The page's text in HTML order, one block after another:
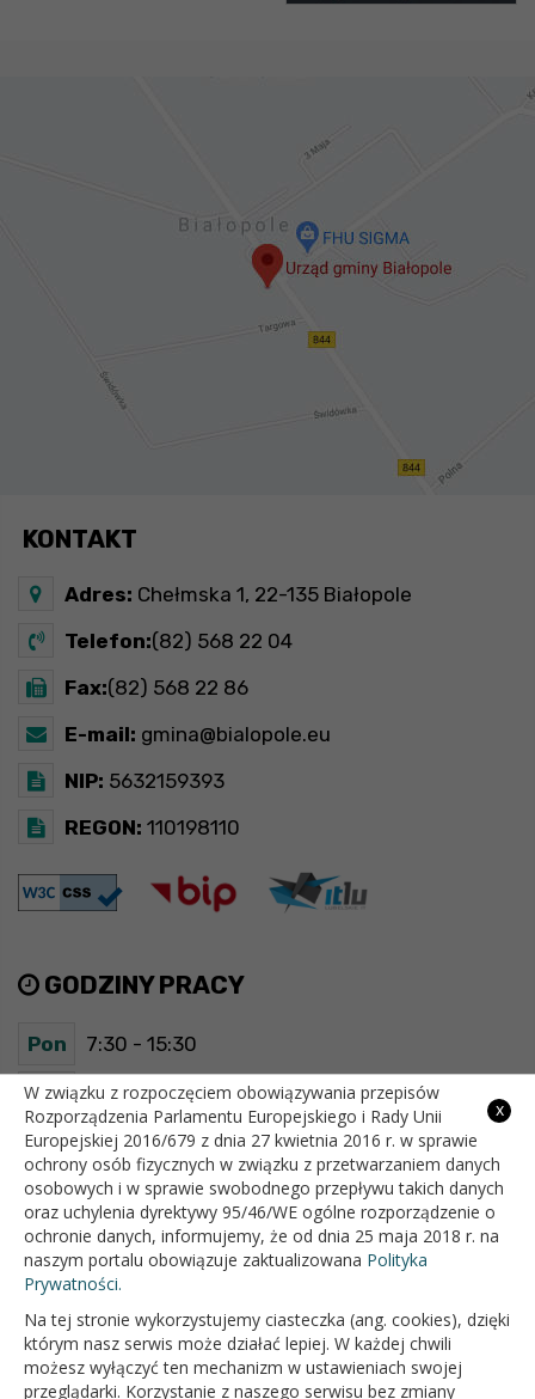
KONTAKT
Adres: Chełmska 1, 22-135 Białopole
Telefon:(82) 568 22 04
Fax:(82) 568 22 86
E-mail: gmina@bialopole.eu
NIP: 5632159393
REGON: 110198110
GODZINY PRACY
Pon 7:30 - 15:30
Wt 7:30 - 15:30
Śr 7:30 - 15:30
Czw 7:30 - 15:30
Pt 7:30 - 15:30
OFICJALNY SERWIS INTERNETOWY GMINY BIAŁOPOLE
x
W związku z rozpoczęciem obowiązywania przepisów
Rozporządzenia Parlamentu Europejskiego i Rady Unii
Europejskiej 2016/679 z dnia 27 kwietnia 2016 r. w sprawie
ochrony osób fizycznych w związku z przetwarzaniem danych
osobowych i w sprawie swobodnego przepływu takich danych
oraz uchylenia dyrektywy 95/46/WE ogólne rozporządzenie o
ochronie danych, informujemy, że od dnia 25 maja 2018 r. na
naszym portalu obowiązuje zaktualizowana Polityka
Prywatności.
Na tej stronie wykorzystujemy ciasteczka (ang. cookies), dzięki
którym nasz serwis może działać lepiej. W każdej chwili
możesz wyłączyć ten mechanizm w ustawieniach swojej
przeglądarki. Korzystanie z naszego serwisu bez zmiany